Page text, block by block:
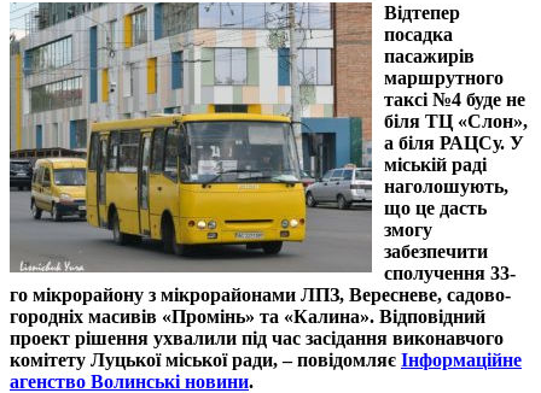
Відтепер
посадка
пасажирів
маршрутного
таксі №4 буде не
біля ТЦ «Слон»,
а біля РАЦСу. У
міській раді
наголошують,
що це дасть
змогу
забезпечити
сполучення 33-
го мікрорайону з мікрорайонами ЛПЗ, Вересневе, садово-
городніх масивів «Промінь» та «Калина». Відповідний
проект рішення ухвалили під час засідання виконавчого
комітету Луцької міської ради, – повідомляє Інформаційне
агенство Волинські новини.